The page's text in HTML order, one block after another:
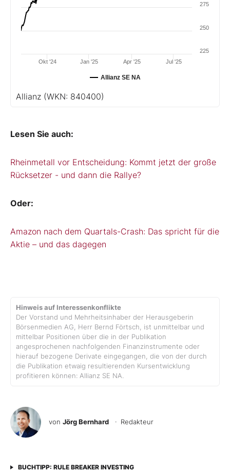
Allianz SE NA
Jan '25 Jul '25
Okt '24 Apr '25
225
250
275
Allianz (WKN: 840400)
Lesen Sie auch:
Rheinmetall vor Entscheidung: Kommt jetzt der große
Rücksetzer - und dann die Rallye?
Oder:
Amazon nach dem Quartals-Crash: Das spricht für die
Aktie – und das dagegen
Hinweis auf Interessenkonflikte
Der Vorstand und Mehrheitsinhaber der Herausgeberin
Börsenmedien AG, Herr Bernd Förtsch, ist unmittelbar und
mittelbar Positionen über die in der Publikation
angesprochenen nachfolgenden Finanzinstrumente oder
hierauf bezogene Derivate eingegangen, die von der durch
die Publikation etwaig resultierenden Kursentwicklung
profitieren können: Allianz SE NA.
von Jörg Bernhard · Redakteur
BUCHTIPP: RULE BREAKER INVESTING